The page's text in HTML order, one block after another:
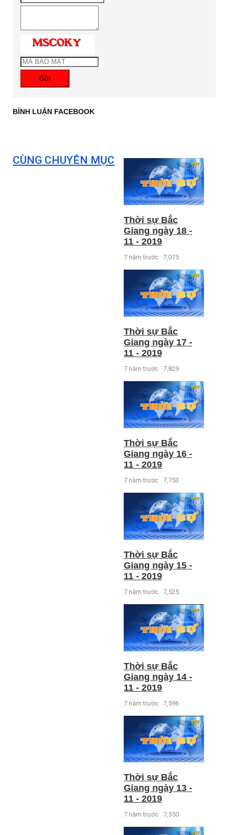
Gửi
BÌNH LUẬN FACEBOOK
CÙNG CHUYÊN MỤC
Thời sự Bắc
Giang ngày 18 -
11 - 2019
7 năm trước 7,075
Thời sự Bắc
Giang ngày 17 -
11 - 2019
7 năm trước 7,829
Thời sự Bắc
Giang ngày 16 -
11 - 2019
7 năm trước 7,753
Thời sự Bắc
Giang ngày 15 -
11 - 2019
7 năm trước 7,525
Thời sự Bắc
Giang ngày 14 -
11 - 2019
7 năm trước 7,596
Thời sự Bắc
Giang ngày 13 -
11 - 2019
7 năm trước 7,550